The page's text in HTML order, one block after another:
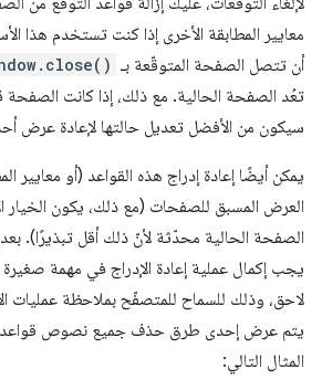
معايير المطابقة الأخرى إذا كنت تستخدم هذا
أن تتصل الصفحة المتوقّعة بـ
تعُد الصفحة الحالية. مع ذلك، إذا كانت
سيكون من الأفضل تعديل حالتها لإعادة عرض
يمكن أيضًا إعادة إدراج هذه القواعد (أو معايير
العرض المسبق للصفحات (مع ذلك، يكون الخيار
الصفحة الحالية محدّثة لأنّ ذلك أقل تبذيرًا). بعد
يجب إكمال عملية إعادة الإدراج في مهمة
لاحق، وذلك للسماح للمتصفّح بملاحظة عمليات
يتم عرض إحدى طرق حذف جميع نصوص قواعد
المثال التالي: